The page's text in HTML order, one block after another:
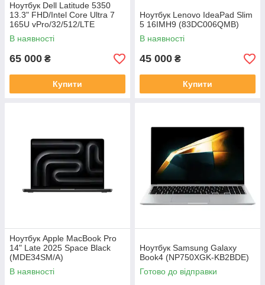
Ноутбук Dell Latitude 5350
13.3" FHD/Intel Core Ultra 7
165U vPro/32/512/LTE
(B70LC44)
В наявності
65 000 ₴
Купити
Ноутбук Lenovo IdeaPad Slim
5 16IMH9 (83DC006QMB)
В наявності
45 000 ₴
Купити
Ноутбук Apple MacBook Pro
14" Late 2025 Space Black
(MDE34SM/A)
В наявності
Ноутбук Samsung Galaxy
Book4 (NP750XGK-KB2BDE)
Готово до відправки